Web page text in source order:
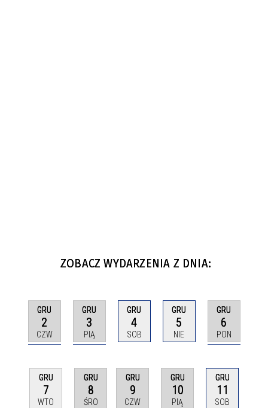
ZOBACZ WYDARZENIA Z DNIA:
GRU
2
CZW
GRU
3
PIĄ
GRU
4
SOB
GRU
5
NIE
GRU
6
PON
GRU
7
WTO
GRU
8
ŚRO
GRU
9
CZW
GRU
10
PIĄ
GRU
11
SOB